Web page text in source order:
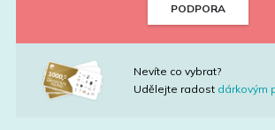
PODPORA
Nevíte co vybrat?
Udělejte radost dárkovým